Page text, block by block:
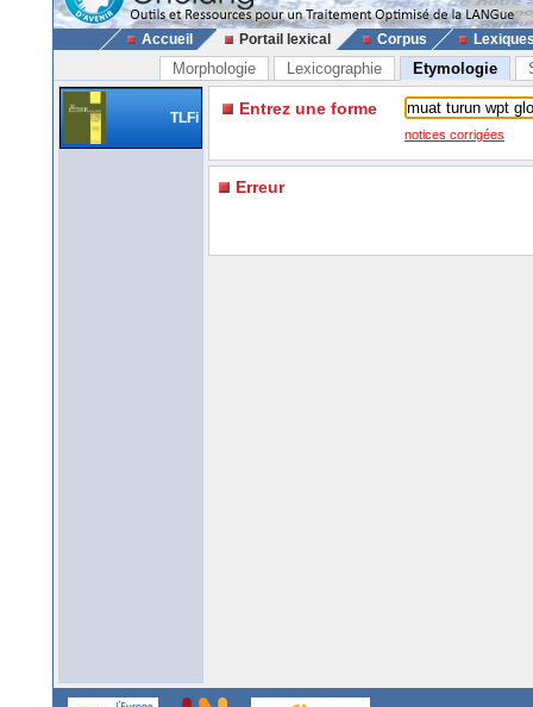
Accueil Portail lexical Corpus
Morphologie Lexicographie Etymologie
TLFi Entrez une forme
notices corrigées
Erreur